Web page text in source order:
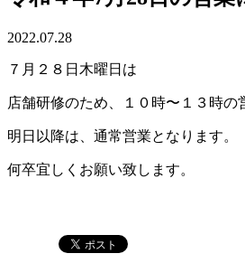
2022.07.28
７月２８日木曜日は
店舗研修のため、１０時〜１３時の
明日以降は、通常営業となります。
何卒宜しくお願い致します。